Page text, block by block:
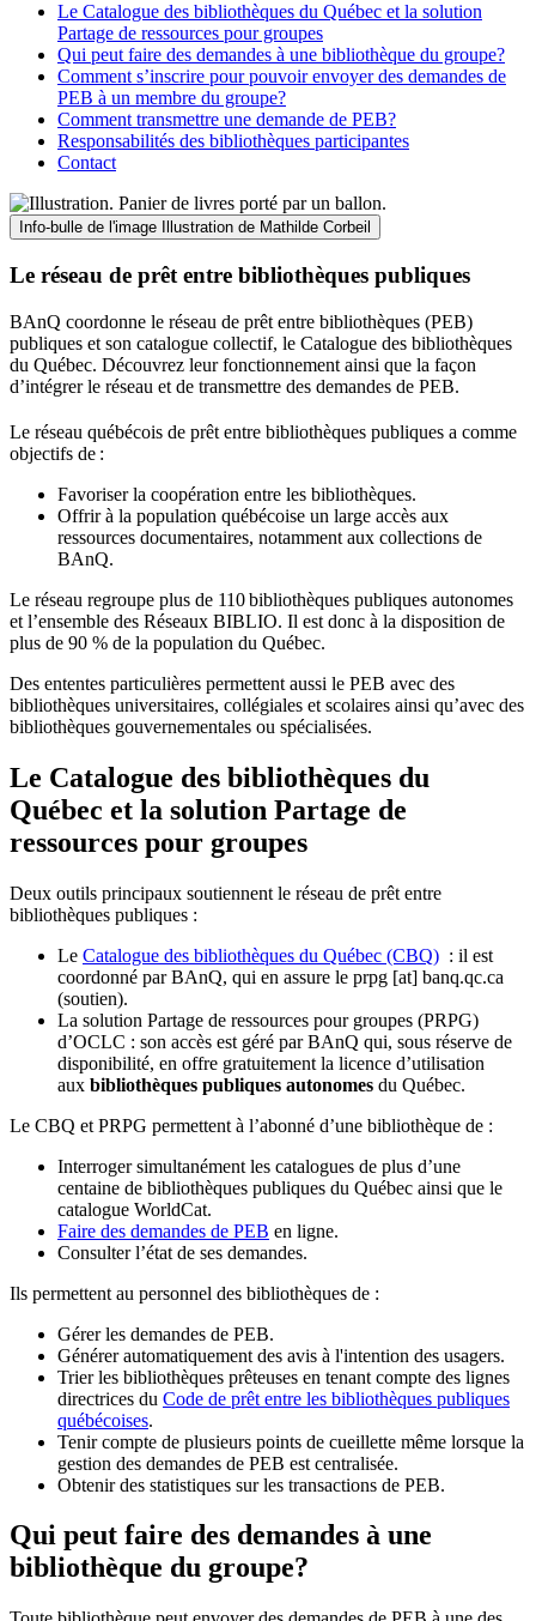
Le Catalogue des bibliothèques du Québec et la solution
Partage de ressources pour groupes
Qui peut faire des demandes à une bibliothèque du groupe?
Comment s’inscrire pour pouvoir envoyer des demandes de
PEB à un membre du groupe?
Comment transmettre une demande de PEB?
Responsabilités des bibliothèques participantes
Contact
Info-bulle de l'image Illustration de Mathilde Corbeil
Le réseau de prêt entre bibliothèques publiques
BAnQ coordonne le réseau de prêt entre bibliothèques (PEB)
publiques et son catalogue collectif, le Catalogue des bibliothèques
du Québec. Découvrez leur fonctionnement ainsi que la façon
d’intégrer le réseau et de transmettre des demandes de PEB.
Le réseau québécois de prêt entre bibliothèques publiques a comme
objectifs de :
Favoriser la coopération entre les bibliothèques.
Offrir à la population québécoise un large accès aux
ressources documentaires, notamment aux collections de
BAnQ.
Le réseau regroupe plus de 110bibliothèques publiques autonomes
et l’ensemble des Réseaux BIBLIO. Il est donc à la disposition de
plus de 90 % de la population du Québec.
Des ententes particulières permettent aussi le PEB avec des
bibliothèques universitaires, collégiales et scolaires ainsi qu’avec des
bibliothèques gouvernementales ou spécialisées.
Le Catalogue des bibliothèques du
Québec et la solution Partage de
ressources pour groupes
Deux outils principaux soutiennent le réseau de prêt entre
bibliothèques publiques :
Le Catalogue des bibliothèques du Québec (CBQ) : il est
coordonné par BAnQ, qui en assure le prpg [at] banq.qc.ca
(soutien).
La solution Partage de ressources pour groupes (PRPG)
d’OCLC : son accès est géré par BAnQ qui, sous réserve de
disponibilité, en offre gratuitement la licence d’utilisation
aux bibliothèques publiques autonomes du Québec.
Le CBQ et PRPG permettent à l’abonné d’une bibliothèque de :
Interroger simultanément les catalogues de plus d’une
centaine de bibliothèques publiques du Québec ainsi que le
catalogue WorldCat.
Faire des demandes de PEB en ligne.
Consulter l’état de ses demandes.
Ils permettent au personnel des bibliothèques de :
Gérer les demandes de PEB.
Générer automatiquement des avis à l'intention des usagers.
Trier les bibliothèques prêteuses en tenant compte des lignes
directrices du Code de prêt entre les bibliothèques publiques
québécoises.
Tenir compte de plusieurs points de cueillette même lorsque la
gestion des demandes de PEB est centralisée.
Obtenir des statistiques sur les transactions de PEB.
Qui peut faire des demandes à une
bibliothèque du groupe?